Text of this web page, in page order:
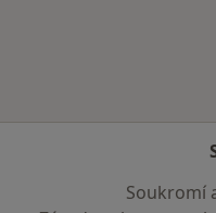
Soukromí